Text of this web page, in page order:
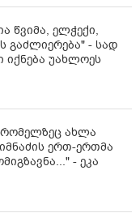
წვიმა, ელჭექი,
გაძლიერება" - სად
უახლოეს
ახლა
ერთ-ერთმა
- ეკა